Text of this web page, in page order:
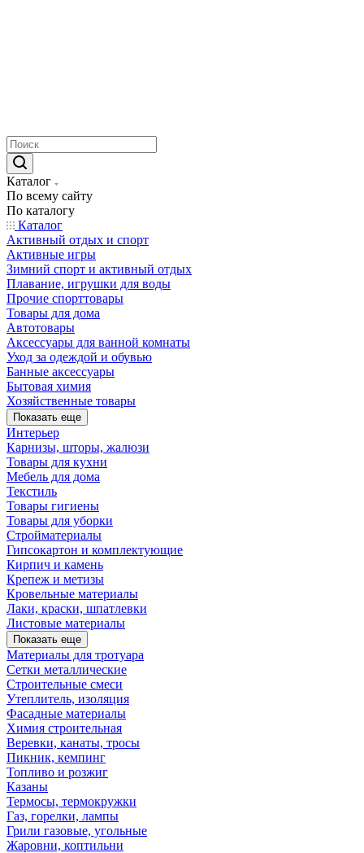
Каталог
По всему сайту
По каталогу
Каталог
Активный отдых и спорт
Активные игры
Зимний спорт и активный отдых
Плавание, игрушки для воды
Прочие спорттовары
Товары для дома
Автотовары
Аксессуары для ванной комнаты
Уход за одеждой и обувью
Банные аксессуары
Бытовая химия
Хозяйственные товары
Показать еще
Интерьер
Карнизы, шторы, жалюзи
Товары для кухни
Мебель для дома
Текстиль
Товары гигиены
Товары для уборки
Стройматериалы
Гипсокартон и комплектующие
Кирпич и камень
Крепеж и метизы
Кровельные материалы
Лаки, краски, шпатлевки
Листовые материалы
Показать еще
Материалы для тротуара
Сетки металлические
Строительные смеси
Утеплитель, изоляция
Фасадные материалы
Химия строительная
Веревки, канаты, тросы
Пикник, кемпинг
Топливо и розжиг
Казаны
Термосы, термокружки
Газ, горелки, лампы
Грили газовые, угольные
Жаровни, коптильни